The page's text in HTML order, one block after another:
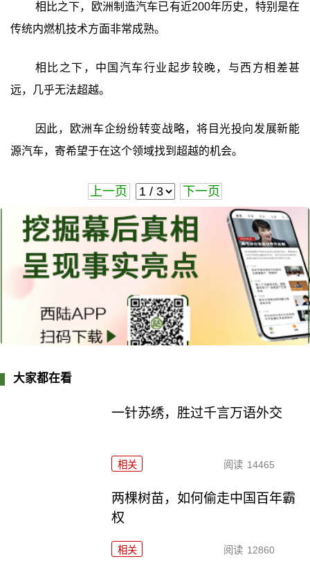
相比之下，欧洲制造汽车已有近200年历史，特别是在
传统内燃机技术方面非常成熟。
相比之下，中国汽车行业起步较晚，与西方相差甚
远，几乎无法超越。
因此，欧洲车企纷纷转变战略，将目光投向发展新能
源汽车，寄希望于在这个领域找到超越的机会。
上一页 下一页
大家都在看
一针苏绣，胜过千言万语外交
相关 阅读 14465
两棵树苗，如何偷走中国百年霸
权
相关 阅读 12860